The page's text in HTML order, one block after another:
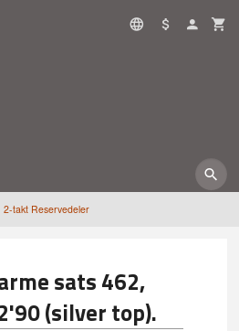
2-takt Reservedeler
sats 462,
(silver top).